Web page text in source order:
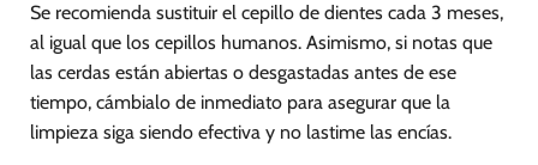
Se recomienda sustituir el cepillo de dientes cada 3 meses,
al igual que los cepillos humanos. Asimismo, si notas que
las cerdas están abiertas o desgastadas antes de ese
tiempo, cámbialo de inmediato para asegurar que la
limpieza siga siendo efectiva y no lastime las encías.